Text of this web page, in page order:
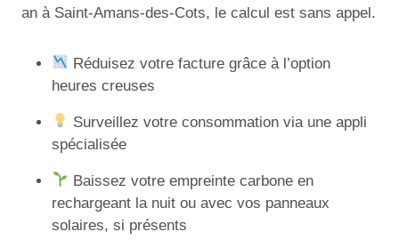
an à Saint-Amans-des-Cots, le calcul est sans appel.
Réduisez votre facture grâce à l’option
heures creuses
Surveillez votre consommation via une appli
spécialisée
Baissez votre empreinte carbone en
rechargeant la nuit ou avec vos panneaux
solaires, si présents